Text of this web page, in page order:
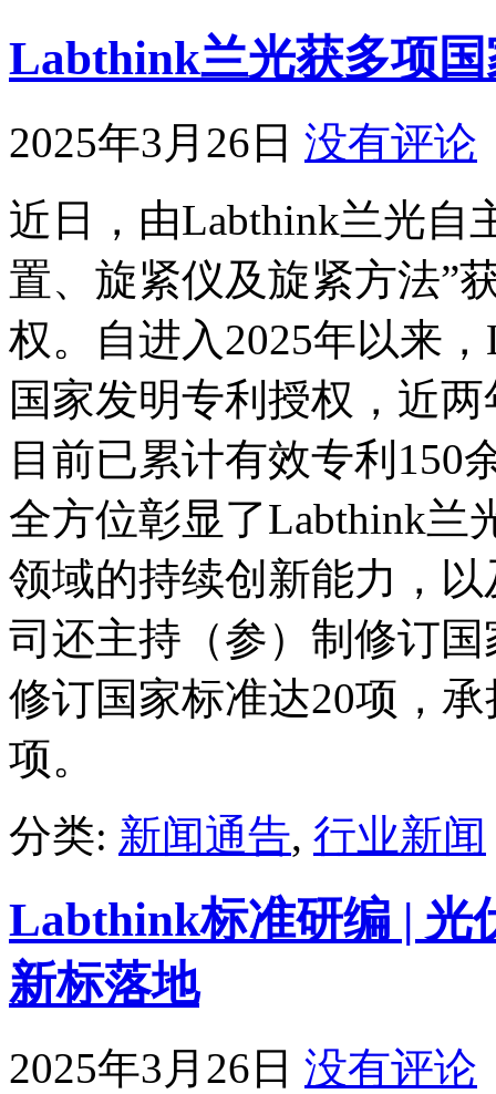
Labthink兰光获多项
2025年3月26日 没有评论
近日，由Labthink兰光自
置、旋紧仪及旋紧方法”
权。自进入2025年以来
国家发明专利授权，近
目前已累计有效专利150
全方位彰显了Labthink兰
领域的持续创新能力，
司还主持（参）制修订
修订国家标准达20项，
项。
分类: 新闻通告, 行业新闻
Labthink标准研编 | 光
新标落地
2025年3月26日 没有评论